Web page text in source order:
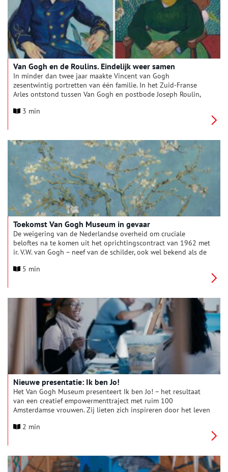
Van Gogh en de Roulins. Eindelijk weer samen
In minder dan twee jaar maakte Vincent van Gogh
zesentwintig portretten van één familie. In het Zuid-Franse
Arles ontstond tussen Van Gogh en postbode Joseph Roulin,
band die zou leiden tot een van de meest indrukwekkende
musea en privécollecties wereldwijd, wordt dit najaar voor het
eerst samengebracht in de tentoonstelling Van Gogh en de
Roulins. Eindelijk weer samen.
3 min
Toekomst Van Gogh Museum in gevaar
De weigering van de Nederlandse overheid om cruciale
beloftes na te komen uit het oprichtingscontract van 1962 met
ir. V.W. van Gogh – neef van de schilder, ook wel bekend als de
gevaar. Dat onthult algemeen directeur Emilie Gordenker in
beloftes aan ir. Van Gogh na te komen kan het noodzakelijke
grootschalig onderhoud niet gefinancierd worden en zal het
museum de deuren moeten sluiten.
5 min
Nieuwe presentatie: Ik ben Jo!
Het Van Gogh Museum presenteert Ik ben Jo! – het resultaat
van een creatief empowermenttraject met ruim 100
Amsterdamse vrouwen. Zij lieten zich inspireren door het leven
vrouw die een sleutelrol speelde in de wereldwijde erkenning
2 min